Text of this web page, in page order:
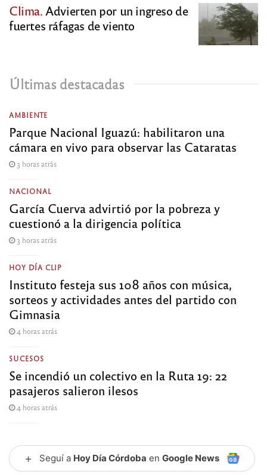
Clima. Advierten por un ingreso de
fuertes ráfagas de viento
Últimas destacadas
AMBIENTE
Parque Nacional Iguazú: habilitaron una
cámara en vivo para observar las Cataratas
3 horas atrás
NACIONAL
García Cuerva advirtió por la pobreza y
cuestionó a la dirigencia política
3 horas atrás
HOY DÍA CLIP
Instituto festeja sus 108 años con música,
sorteos y actividades antes del partido con
Gimnasia
4 horas atrás
SUCESOS
Se incendió un colectivo en la Ruta 19: 22
pasajeros salieron ilesos
4 horas atrás
+ Seguí a Hoy Día Córdoba en Google News